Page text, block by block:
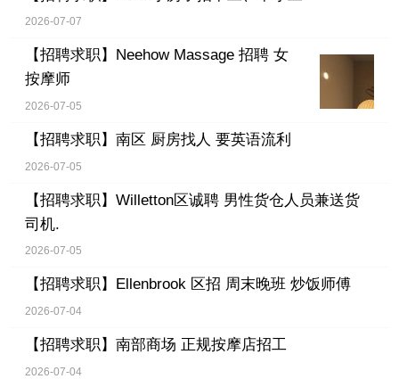
2026-07-07
【招聘求职】
Neehow Massage 招聘 女
按摩师
2026-07-05
【招聘求职】 南区 厨房找人 要英语流利
2026-07-05
【招聘求职】 Willetton区诚聘 男性货仓人员兼送货
司机.
2026-07-05
【招聘求职】 Ellenbrook 区招 周末晚班 炒饭师傅
2026-07-04
【招聘求职】 南部商场 正规按摩店招工
2026-07-04